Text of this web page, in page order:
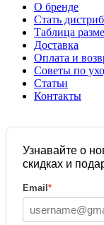
О бренде
Стать
Таблица
Доставка
Оплата и
Советы по
Статьи
Контакты
Узнавайте о
скидках и
Email *